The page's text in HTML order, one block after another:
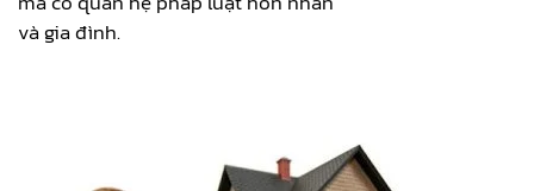
và gia đình.